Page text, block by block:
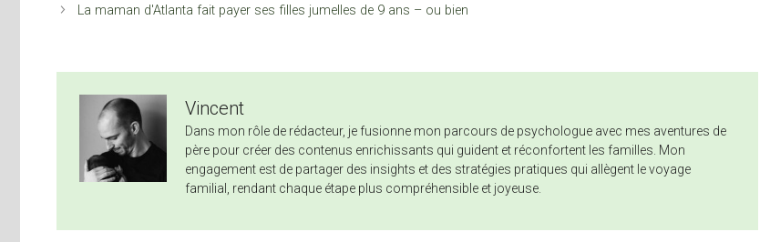
La maman d'Atlanta fait payer ses filles jumelles de 9 ans – ou bien
Vincent
Dans mon rôle de rédacteur, je fusionne mon parcours de psychologue avec mes aventures de
père pour créer des contenus enrichissants qui guident et réconfortent les familles. Mon
engagement est de partager des insights et des stratégies pratiques qui allègent le voyage
familial, rendant chaque étape plus compréhensible et joyeuse.